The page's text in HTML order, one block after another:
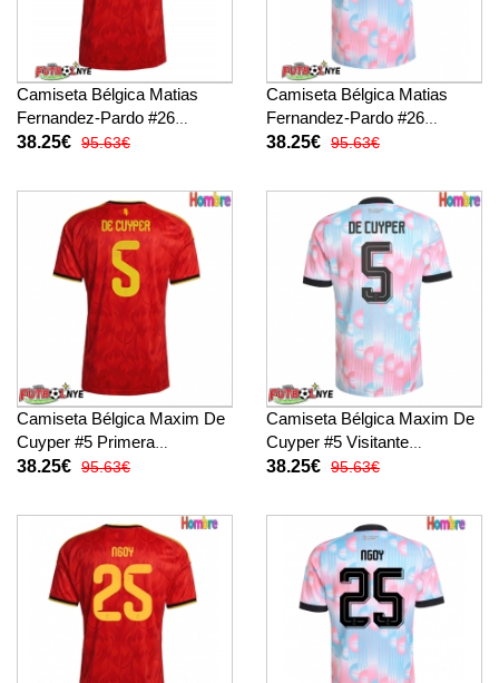
Camiseta Bélgica Matias
Fernandez-Pardo #26
Primera Equipación Mundial
38.25€ 95.63€
Camiseta Bélgica Matias
Fernandez-Pardo #26
Visitante Equipación Mundial
38.25€ 95.63€
Camiseta Bélgica Maxim De
Cuyper #5 Primera
Equipación Mundial 2026
38.25€ 95.63€
Camiseta Bélgica Maxim De
Cuyper #5 Visitante
Equipación Mundial 2026
38.25€ 95.63€